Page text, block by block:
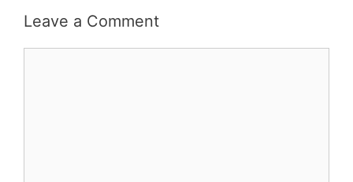
Leave a Comment